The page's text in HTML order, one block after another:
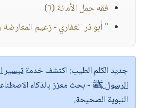
فقه حمل الأمانة (٦)
" أبو ذر الغفاري - زعيم
جديد الكلم الطيب:اكتشف خدمةتيسير
الرسول ﷺ - بحث معزز بالذكاء
النبوية الصحيحة.